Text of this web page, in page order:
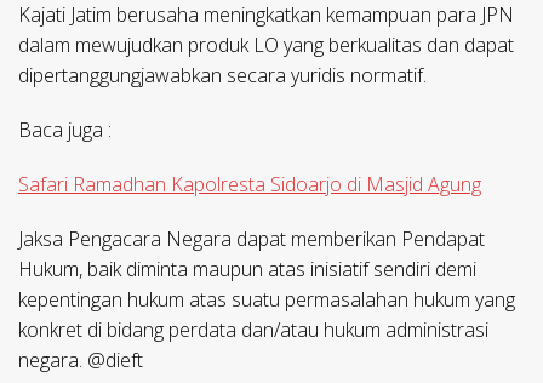
Kajati Jatim berusaha meningkatkan kemampuan para JPN
dalam mewujudkan produk LO yang berkualitas dan dapat
dipertanggungjawabkan secara yuridis normatif.
Baca juga :
Safari Ramadhan Kapolresta Sidoarjo di Masjid Agung
Jaksa Pengacara Negara dapat memberikan Pendapat
Hukum, baik diminta maupun atas inisiatif sendiri demi
kepentingan hukum atas suatu permasalahan hukum yang
konkret di bidang perdata dan/atau hukum administrasi
negara. @dieft